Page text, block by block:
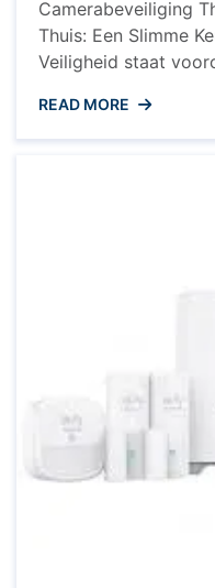
Camerabeveiliging
Thuis: Een Slimme
Veiligheid staat
effectieve manier
beschermen en
READ MORE